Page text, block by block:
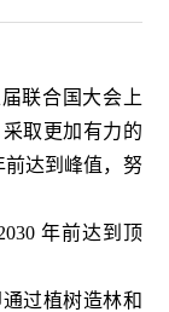
联合国大会上
取更加有力的
前达到峰值，努
年前达到顶
过植树造林和